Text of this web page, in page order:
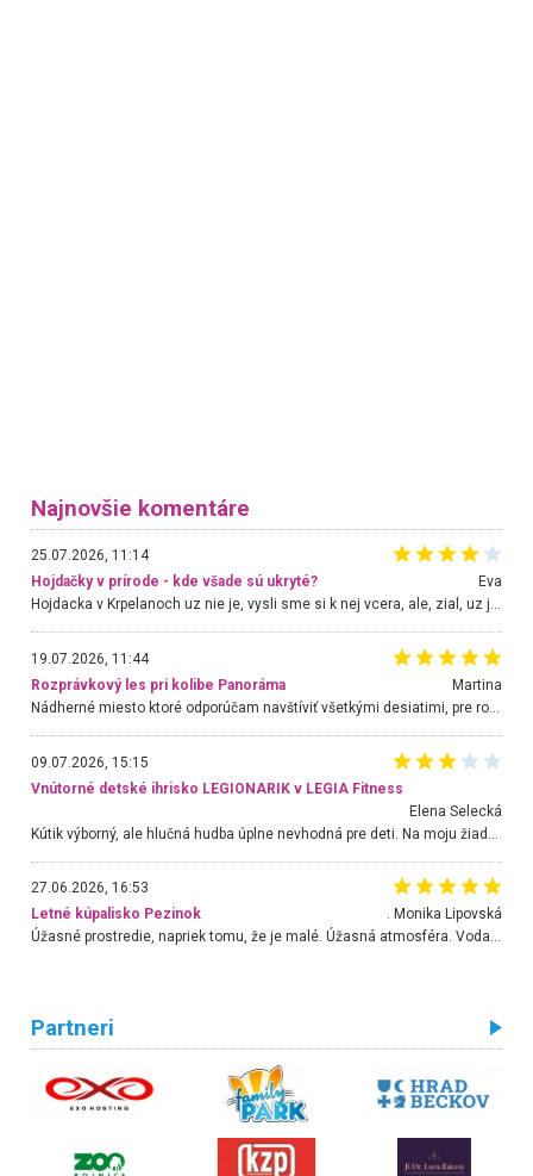
Najnovšie komentáre
25.07.2026, 11:14
Hojdačky v prírode - kde všade sú ukryté?
Eva
Hojdacka v Krpelanoch uz nie je, vysli sme si k nej vcera, ale, zial, uz je znicena. Ak sem planujete cestu len kvoli hojdacke, mozete si ju usetrit. Krasny vyhlad je tu vsak aj bez hojdacky :-)
19.07.2026, 11:44
Rozprávkový les pri kolibe Panoráma
Martina
Nádherné miesto ktoré odporúčam navštíviť všetkými desiatimi, pre rodiny s deťmi, dôchodcom... Proste a jednoducho ozaj rozprávkový les.. určite ešte prídeme. Odniesli sme si na pamiatku krásne tričká,
09.07.2026, 15:15
Vnútorné detské ihrisko LEGIONARIK v LEGIA Fitness
Elena Selecká
27.06.2026, 16:53
Letné kúpalisko Pezinok
. Monika Lipovská
Úžasné prostredie, napriek tomu, že je malé. Úžasná atmosféra. Voda fantastická a nádherná. Ľudí je pomerne veľa, ale su mili a ohľaduplní. Je veľmi zaujímavé sledovať, ako dokážu spolu športovať cudzí ľudia a bez ohľadu na vek. Vládne tu pohoda. Vnuka neviem dostať z vody. Ďakujem za krásny deň . Urcite sa sem vrátim. Jediný problém je s parkovaním, ale aj ten sa mi podarilo vyriešiť. Monika Bratislava
Partneri